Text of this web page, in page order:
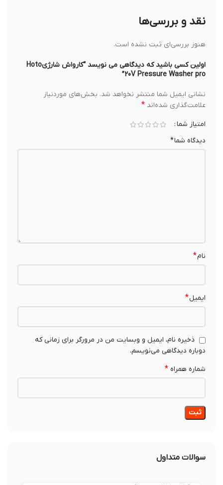
نقد و بررسی‌ها
هنوز بررسی‌ای ثبت نشده است.
اولین کسی باشید که دیدگاهی می نویسد “کارواش شارژیHoto
20V Pressure Washer pro”
نشانی ایمیل شما منتشر نخواهد شد. بخش‌های موردنیاز
علامت‌گذاری شده‌اند*
امتیاز شما
دیدگاه شما*
ایمیل*
ذخیره نام، ایمیل و وبسایت من در مرورگر برای زمانی که
دوباره دیدگاهی می‌نویسم.
شماره همراه*
سوالات متداول